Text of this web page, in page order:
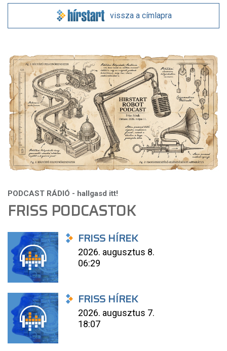
vissza a címlapra
FRISS PODCASTOK
FRISS HÍREK
2026. augusztus 8.
06:29
FRISS HÍREK
2026. augusztus 7.
18:07